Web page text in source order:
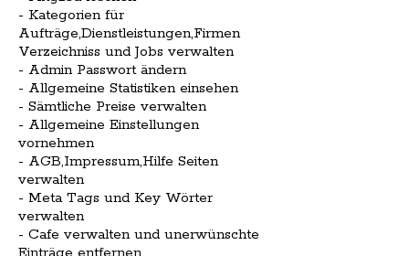
- Kategorien für
Aufträge,Dienstleistungen,Firmen
Verzeichniss und Jobs verwalten
- Admin Passwort ändern
- Allgemeine Statistiken einsehen
- Sämtliche Preise verwalten
- Allgemeine Einstellungen
vornehmen
- AGB,Impressum,Hilfe Seiten
verwalten
- Meta Tags und Key Wörter
verwalten
- Cafe verwalten und unerwünschte